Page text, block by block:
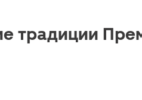
традиции